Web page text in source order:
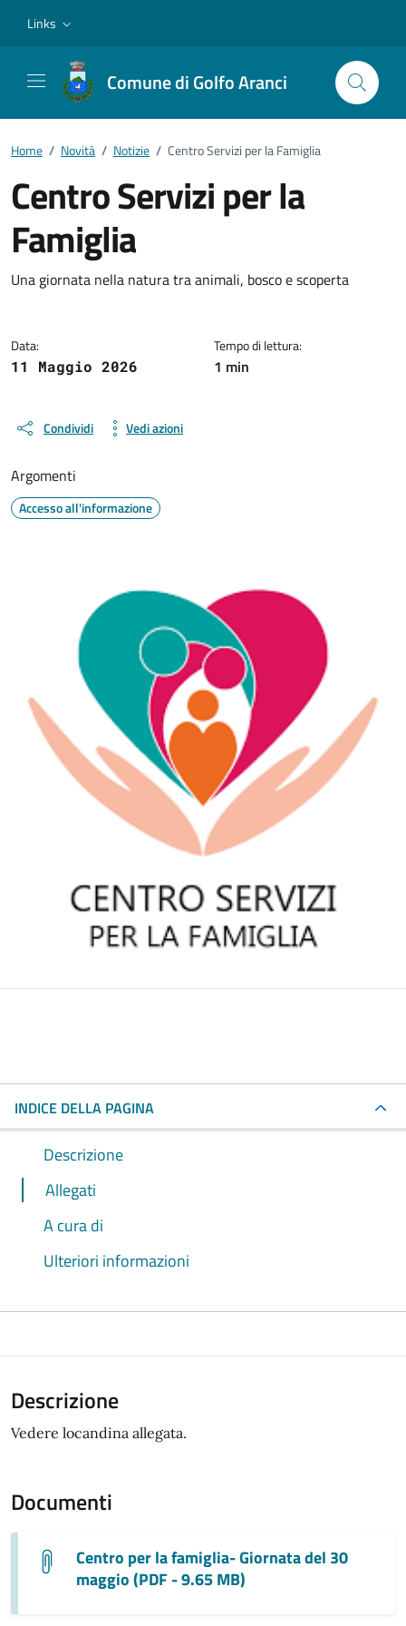
Links
Comune di Golfo Aranci
Home / Novità / Notizie / Centro Servizi per la Famiglia
Centro Servizi per la
Famiglia
Dettagli della notizia
Una giornata nella natura tra animali, bosco e scoperta
Data:
11 Maggio 2026
Tempo di lettura:
1 min
Condividi Vedi azioni
Argomenti
Accesso all'informazione
INDICE DELLA PAGINA
Descrizione
Allegati
A cura di
Ulteriori informazioni
Descrizione
Vedere locandina allegata.
Documenti
Centro per la famiglia- Giornata del 30
maggio (PDF - 9.65 MB)